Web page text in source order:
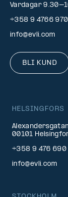
Vardagar
+358 9 4766
info@evli.com
BLI KUND
HELSINGFORS
00101
+358 9 476 690
info@evli.com